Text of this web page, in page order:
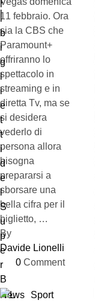
11 febbraio. Ora
sia la CBS che
Paramount+
offriranno lo
spettacolo in
streaming e in
diretta Tv, ma se
si desidera
vederlo di
persona allora
bisogna
prepararsi a
sborsare una
bella cifra per il
biglietto, …
By
Davide Lionelli
0 Comment
News Sport